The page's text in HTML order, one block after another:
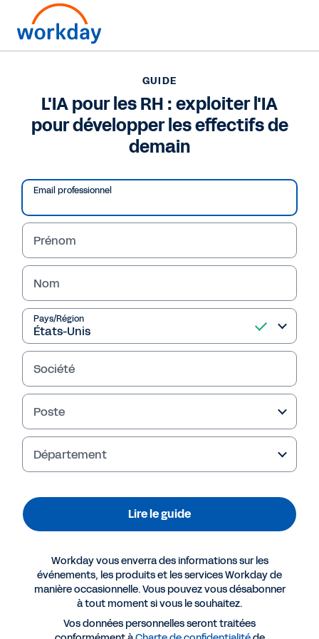
GUIDE
L'IA pour les RH : exploiter l'IA pour développer les
effectifs de demain
Failed to fetch
GUIDE
L'IA pour les RH : exploiter l'IA
pour développer les effectifs de
demain
Email professionnel
Prénom
Nom
Pays/Région
Société
Poste
Département
Lire le guide
Workday vous enverra des informations sur les
événements, les produits et les services Workday de
manière occasionnelle. Vous pouvez vous désabonner
à tout moment si vous le souhaitez.
Vos données personnelles seront traitées